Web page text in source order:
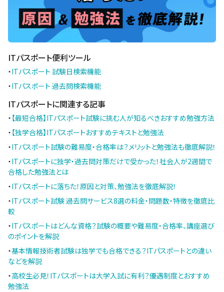
ITパスポート便利ツール
・ITパスポート 試験日検索機能
・ITパスポート 過去問検索機能
ITパスポートに関連する記事
・ 【最短合格】ITパスポート試験に挑む人が知るべきおすすめ勉強方法
・ 【独学合格】ITパスポートおすすめテキストと勉強法
・ITパスポート試験の難易度・合格率は？メリットと勉強法も徹底解説！
・ITパスポートに独学・過去問対策だけで受かった！社会人が2週間で
合格した勉強法とは
・ITパスポートに落ちた！原因と対策、勉強法を徹底解説！
・ITパスポート試験 過去問サービス8選の料金・問題数・特徴を徹底比
較
・ITパスポートはどんな資格？試験の概要や難易度・合格率、講座選び
のポイントを解説
・基本情報技術者試験は独学でも合格できる？ITパスポートとの違い
などを解説
・高校生必見！ITパスポートは大学入試に有利？優遇制度とおすすめ
勉強法